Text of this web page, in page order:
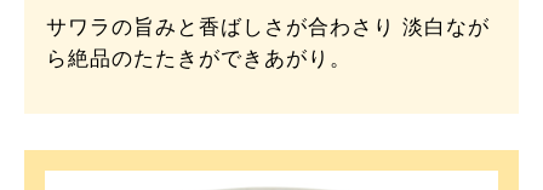
サワラの旨みと香ばしさが合わさり 淡白なが
ら絶品のたたきができあがり。